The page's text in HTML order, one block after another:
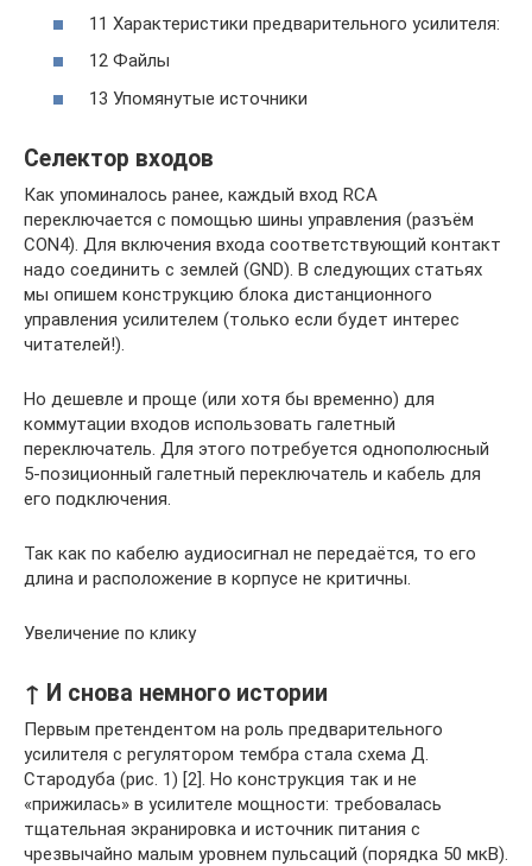
11 Характеристики предварительного усилителя:
12 Файлы
13 Упомянутые источники
Селектор входов
Как упоминалось ранее, каждый вход RCA
переключается с помощью шины управления (разъём
CON4). Для включения входа соответствующий контакт
надо соединить с землей (GND). В следующих статьях
мы опишем конструкцию блока дистанционного
управления усилителем (только если будет интерес
читателей!).
Но дешевле и проще (или хотя бы временно) для
коммутации входов использовать галетный
переключатель. Для этого потребуется однополюсный
5-позиционный галетный переключатель и кабель для
его подключения.
Так как по кабелю аудиосигнал не передаётся, то его
длина и расположение в корпусе не критичны.
Увеличение по клику
↑ И снова немного истории
Первым претендентом на роль предварительного
усилителя с регулятором тембра стала схема Д.
Стародуба (рис. 1) [2]. Но конструкция так и не
«прижилась» в усилителе мощности: требовалась
тщательная экранировка и источник питания с
чрезвычайно малым уровнем пульсаций (порядка 50 мкВ).